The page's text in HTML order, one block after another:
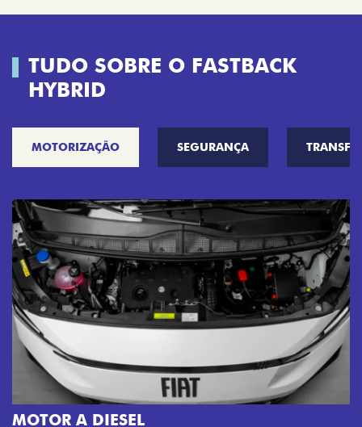
TUDO SOBRE O FASTBACK
HYBRID
MOTORIZAÇÃO SEGURANÇA
MOTOR A DIESEL